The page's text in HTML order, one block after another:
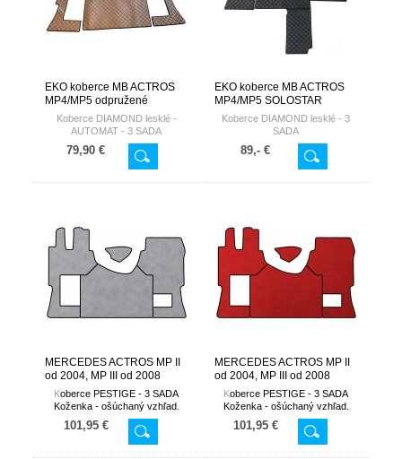
EKO koberce MB ACTROS
MP4/MP5 odpružené
sedadlo spolujazdca -
AUTOMAT
Koberce DIAMOND lesklé -
AUTOMAT - 3 SADA
79,90 €
EKO koberce MB ACTROS
MP4/MP5 SOLOSTAR
CONCEPT - AUTOMAT
Koberce DIAMOND lesklé - 3
SADA
89,- €
MERCEDES ACTROS MP II
od 2004, MP III od 2008
neodpružené sedadlo
spolujazdca
Koberce PESTIGE - 3 SADA
Koženka - ošúchaný vzhľad.
101,95 €
MERCEDES ACTROS MP II
od 2004, MP III od 2008
odpružené sedadlo
spolujazdca
Koberce PESTIGE - 3 SADA
Koženka - ošúchaný vzhľad.
101,95 €